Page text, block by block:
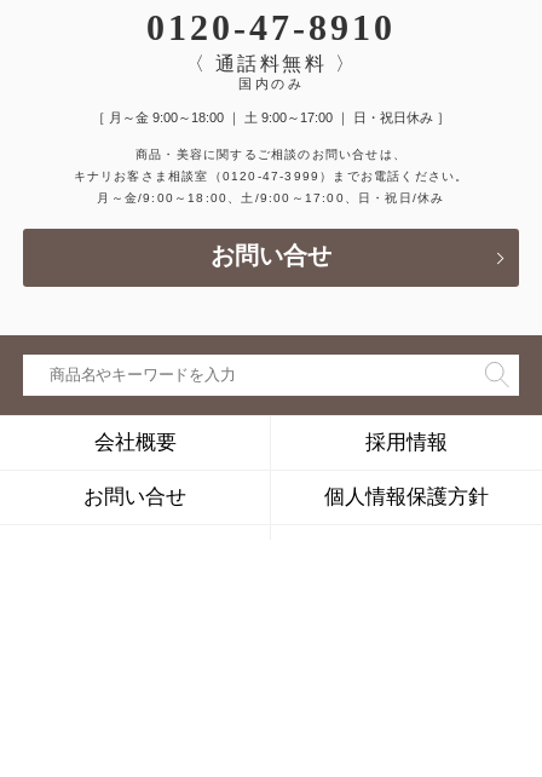
0120-47-8910
〈 通話料無料 〉
国内のみ
［ 月～金 9:00～18:00 ｜ 土 9:00～17:00 ｜ 日・祝日休み ］
商品・美容に関するご相談のお問い合せは、
キナリお客さま相談室
（0120-47-3999）
までお電話ください。
月～金/9:00～18:00、土/9:00～17:00、日・祝日/休み
お問い合せ
会社概要 採用情報
お問い合せ 個人情報保護方針